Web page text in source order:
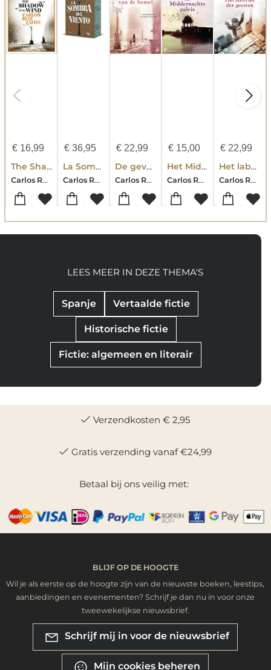
€16,99
The Shadow of the Wind
Carlos Ruiz Zafon
€36,95
La Sombra del Viento (edición con cantos tintados)
Carlos Ruiz Zafón
€ 22,99
De gevangene van de hemel
Carlos Ruiz Zafón
€ 15,00
Het Middernachtspaleis
Carlos Ruiz Zafón
€ 22,99
Het labyrint der geesten
Carlos Ruiz Zafón
Spanje Vertaalde fictie
Historische fictie
Fictie: algemeen en literair
LEES MEER IN DEZE THEMA'S
Verzendkosten € 2,95
Gratis verzending vanaf €24,99
Betaal bij ons veilig met:
BLIJF OP DE HOOGTE
Wil je als eerste op de hoogte zijn van de nieuwste boeken, leestips,
aanbiedingen en evenementen? Schrijf je dan nu in voor onze
tweewekelijkse nieuwsbrief.
Schrijf mij in voor de nieuwsbrief
Mijn cookies beheren